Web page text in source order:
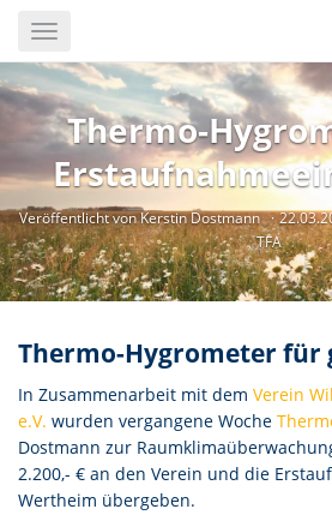
main
content
Toggle
navigation
Thermo-
Veröffentlicht von Kerstin Dostmann
TFA
Thermo-Hygrometer für
In Zusammenarbeit mit dem Verein
e.V. wurden vergangene Woche
Dostmann zur
2.200,- € an den Verein und die
Wertheim übergeben.